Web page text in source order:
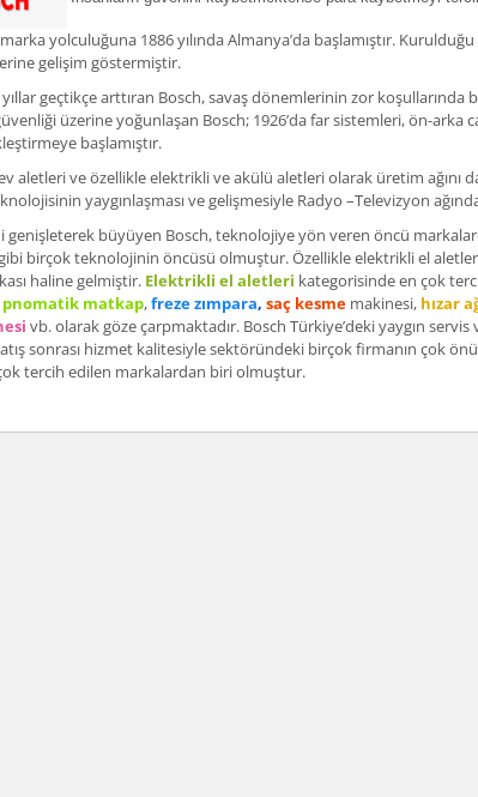
yolculuğuna 1886 yılında Almanya’da başlamıştır.
gelişim göstermiştir.
geçtikçe arttıran Bosch, savaş dönemlerinin zor koşullarında
üzerine yoğunlaşan Bosch; 1926’da far sistemleri, ön-arka
başlamıştır.
aletleri ve özellikle elektrikli ve akülü aletleri olarak üretim ağını
yaygınlaşması ve gelişmesiyle Radyo –Televizyon
genişleterek büyüyen Bosch, teknolojiye yön veren öncü
birçok teknolojinin öncüsü olmuştur. Özellikle elektrikli el
haline gelmiştir. Elektrikli el aletleri kategorisinde en çok
pnomatik matkap,freze zımpara, saç kesmemakinesi, hızar
vb. olarak göze çarpmaktadır. Bosch Türkiye’deki yaygın
sonrası hizmet kalitesiyle sektöründeki birçok firmanın çok
tercih edilen markalardan biri olmuştur.